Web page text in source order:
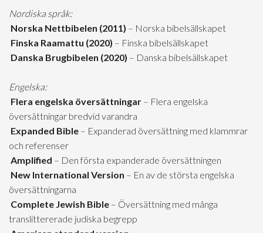
Nordiska språk:
Norska Nettbibelen (2011) – Norska bibelsällskapet
Finska Raamattu (2020) – Finska bibelsällskapet
Danska Brugbibelen (2020) – Danska bibelsällskapet
Engelska:
Flera engelska översättningar – Flera engelska
översättningar bredvid varandra
Expanded Bible – Expanderad översättning med klammrar
och referenser
Amplified – Den första expanderade översättningen
New International Version – En av de största engelska
översättningarna
Complete Jewish Bible – Översättning med många
translittererade judiska begrepp